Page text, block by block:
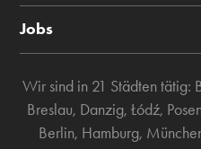
Jobs
Wir sind in 21 Städten tätig:
Breslau, Danzig, Łódź,
Berlin, Hamburg,